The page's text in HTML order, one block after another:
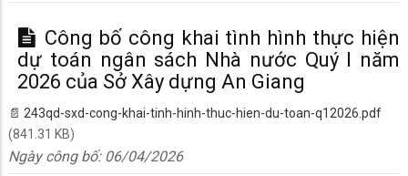
Công bố công khai tình hình thực hiện
dự toán ngân sách Nhà nước Quý I năm
2026 của Sở Xây dựng An Giang
243qd-sxd-cong-khai-tinh-hinh-thuc-hien-du-toan-q12026.pdf
(841.31 KB)
Ngày công bố: 06/04/2026